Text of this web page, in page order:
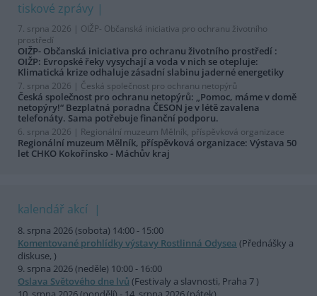
tiskové zprávy
7. srpna 2026 | OIŽP- Občanská iniciativa pro ochranu životního
prostředí
OIŽP- Občanská iniciativa pro ochranu životního prostředí :
OIŽP: Evropské řeky vysychají a voda v nich se otepluje:
Klimatická krize odhaluje zásadní slabinu jaderné energetiky
7. srpna 2026 | Česká společnost pro ochranu netopýrů
Česká společnost pro ochranu netopýrů: „Pomoc, máme v domě
netopýry!“ Bezplatná poradna ČESON je v létě zavalena
telefonáty. Sama potřebuje finanční podporu.
6. srpna 2026 | Regionální muzeum Mělník, příspěvková organizace
Regionální muzeum Mělník, příspěvková organizace: Výstava 50
let CHKO Kokořínsko - Máchův kraj
kalendář akcí
8. srpna 2026 (sobota) 14:00 - 15:00
Komentované prohlídky výstavy Rostlinná Odysea (Přednášky a
diskuse, )
9. srpna 2026 (neděle) 10:00 - 16:00
Oslava Světového dne lvů (Festivaly a slavnosti, Praha 7 )